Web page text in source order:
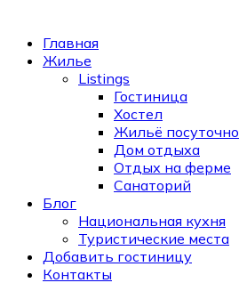
Главная
Жилье
Listings
Гостиница
Хостел
Жильё посуточно
Дом отдыха
Отдых на ферме
Санаторий
Блог
Национальная кухня
Туристические места
Добавить гостиницу
Контакты